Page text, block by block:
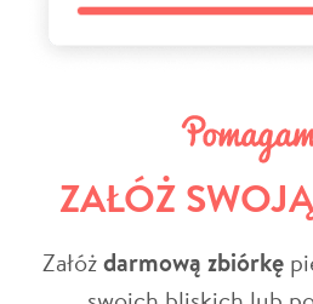
ZAŁÓŻ
Załóżdarmową zbiórkę